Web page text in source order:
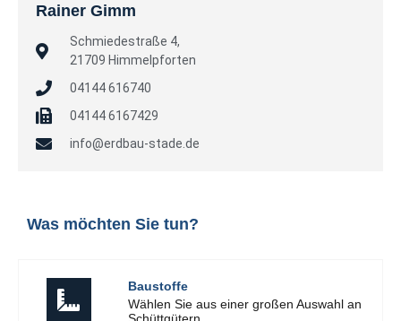
Rainer Gimm
Schmiedestraße 4,
21709 Himmelpforten
04144 616740
04144 6167429
info@erdbau-stade.de
Was möchten Sie tun?
Baustoffe
Wählen Sie aus einer großen Auswahl an